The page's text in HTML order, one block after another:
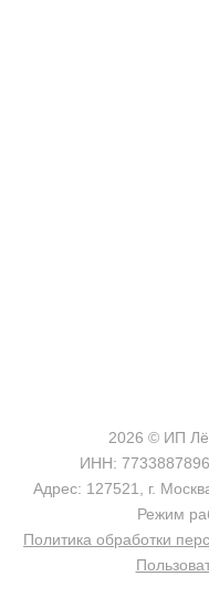
2026 © ИП
ИНН:
Адрес: 127521, г.
Режим
Политика обработки